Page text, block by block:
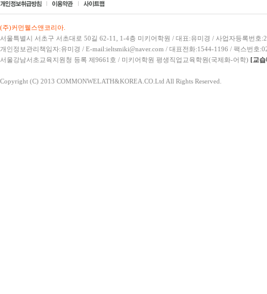
(주)커먼웰스앤코리아.
서울특별시 서초구 서초대로 50길 62-11, 1-4층 미키어학원 / 대표:유미경 / 사업자등록번
개인정보관리책임자:유미경 / E-mail:ieltsmiki@naver.com / 대표전화:1544-1196 / 팩스번호
서울강남서초교육지원청 등록 제9661호 / 미키어학원 평생직업교육학원(국제화-어학) [교습
Copyright (C) 2013 COMMONWELATH&KOREA.CO.Ltd All Rights Reserved.